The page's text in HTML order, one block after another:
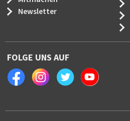
Newsletter
FOLGE UNS AUF
FacebookInstagramTwitter